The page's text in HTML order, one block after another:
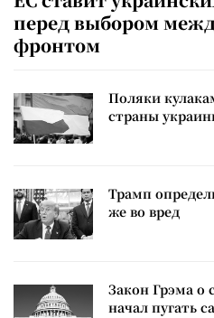
перед выбором
фронтом
Поляки
страны
Трамп
же во вред
Закон Грэма о
начал пугать